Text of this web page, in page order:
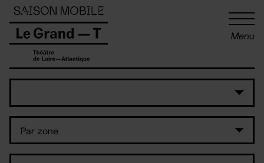
Menu
Panneau de gestion des cookies